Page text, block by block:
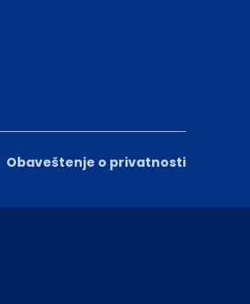
Obaveštenje o privatnosti